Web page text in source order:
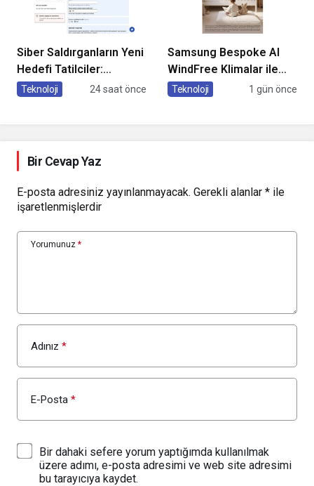
Siber Saldırganların Yeni
Hedefi Tatilciler:
Kaspersky’den Güvenli
Teknoloji 24 saat önce
Samsung Bespoke AI
WindFree Klimalar ile
çocuk odalarında
Teknoloji 1 gün önce
Bir Cevap Yaz
E-posta adresiniz yayınlanmayacak. Gerekli alanlar * ile
işaretlenmişlerdir
Yorumunuz *
Adınız *
E-Posta *
Bir dahaki sefere yorum yaptığımda kullanılmak
üzere adımı, e-posta adresimi ve web site adresimi
bu tarayıcıya kaydet.